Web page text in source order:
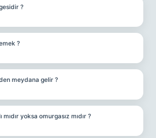
?
?
meydana gelir ?
yoksa omurgasız mıdır ?